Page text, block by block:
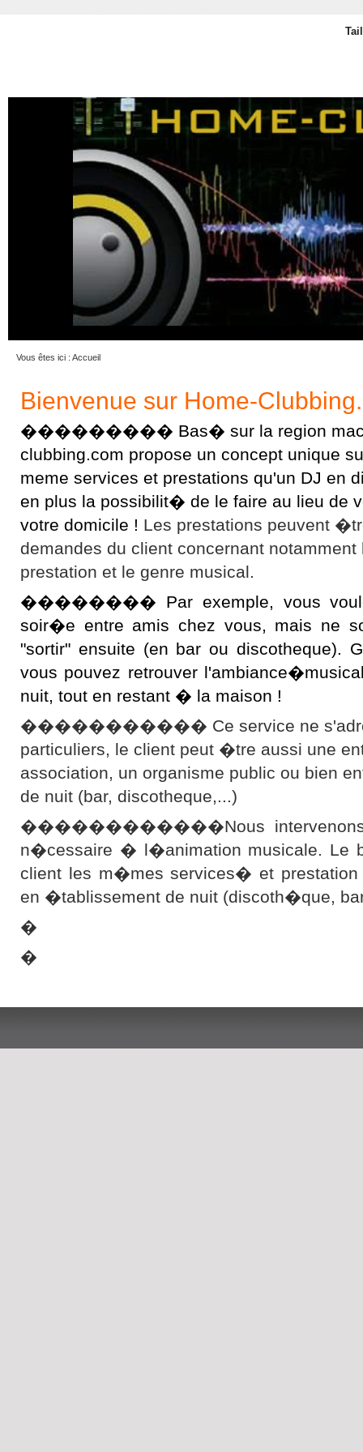
Vous êtes ici : Accueil
Bienvenue sur Home-
��������� Bas� sur la region
clubbing.com propose un concept unique
meme services et prestations qu'un DJ en
en plus la possibilit� de le faire au lieu de
votre domicile ! Les prestations peuvent
demandes du client concernant
prestation et le genre musical.
�������� Par exemple, vous
soir�e entre amis chez vous, mais ne
"sortir" ensuite (en bar ou discotheque).
vous pouvez retrouver
nuit, tout en restant � la maison !
����������� Ce service ne
particuliers, le client peut �tre aussi une
association, un organisme public ou bien
de nuit (bar, discotheque,...)
������������Nous intervenons
n�cessaire � l�animation musicale. Le
client les m�mes services� et
en �tablissement de nuit (discoth�que,
�
�